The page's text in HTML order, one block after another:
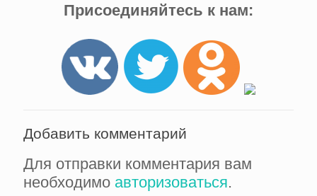
Присоединяйтесь к нам:
Добавить комментарий
Для отправки комментария вам
необходимо авторизоваться.